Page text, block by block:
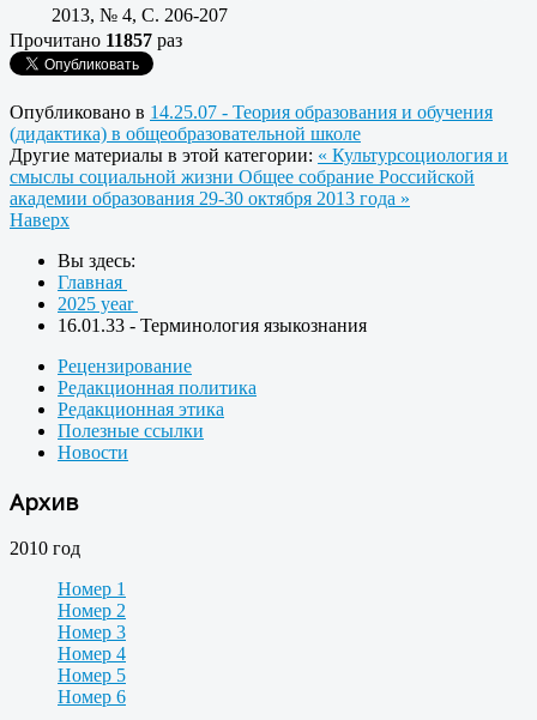
2013, № 4, C. 206-207
Прочитано 11857 раз
Опубликовано в 14.25.07 - Теория образования и обучения
(дидактика) в общеобразовательной школе
Другие материалы в этой категории: « Культурсоциология и
смыслы социальной жизни Общее собрание Российской
академии образования 29-30 октября 2013 года »
Наверх
Вы здесь:
Главная
2025 year
16.01.33 - Терминология языкознания
Рецензирование
Редакционная политика
Редакционная этика
Полезные ссылки
Новости
Архив
2010 год
Номер 1
Номер 2
Номер 3
Номер 4
Номер 5
Номер 6